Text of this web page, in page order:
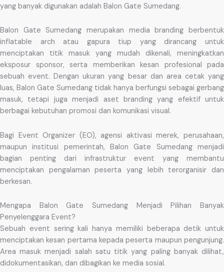
yang banyak digunakan adalah Balon Gate Sumedang.
Balon Gate Sumedang merupakan media branding berbentuk
inflatable arch atau gapura tiup yang dirancang untuk
menciptakan titik masuk yang mudah dikenali, meningkatkan
eksposur sponsor, serta memberikan kesan profesional pada
sebuah event. Dengan ukuran yang besar dan area cetak yang
luas, Balon Gate Sumedang tidak hanya berfungsi sebagai gerbang
masuk, tetapi juga menjadi aset branding yang efektif untuk
berbagai kebutuhan promosi dan komunikasi visual.
Bagi Event Organizer (EO), agensi aktivasi merek, perusahaan,
maupun institusi pemerintah, Balon Gate Sumedang menjadi
bagian penting dari infrastruktur event yang membantu
menciptakan pengalaman peserta yang lebih terorganisir dan
berkesan.
Mengapa Balon Gate Sumedang Menjadi Pilihan Banyak
Penyelenggara Event?
Sebuah event sering kali hanya memiliki beberapa detik untuk
menciptakan kesan pertama kepada peserta maupun pengunjung.
Area masuk menjadi salah satu titik yang paling banyak dilihat,
didokumentasikan, dan dibagikan ke media sosial.